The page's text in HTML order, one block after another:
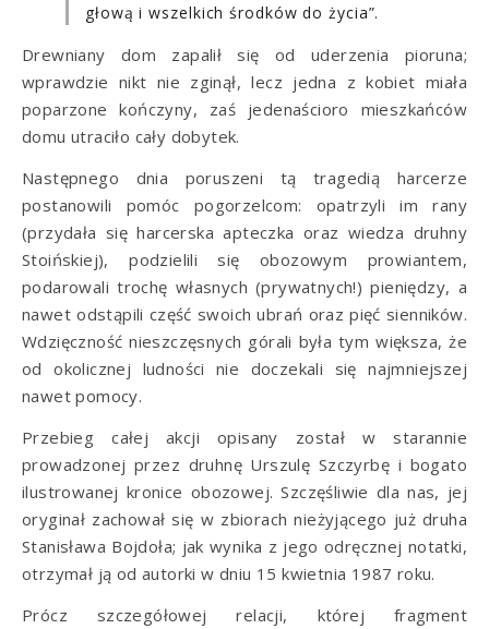
głową i wszelkich środków do życia”.
Drewniany dom zapalił się od uderzenia pioruna;
wprawdzie nikt nie zginął, lecz jedna z kobiet miała
poparzone kończyny, zaś jedenaścioro mieszkańców
domu utraciło cały dobytek.
Następnego dnia poruszeni tą tragedią harcerze
postanowili pomóc pogorzelcom: opatrzyli im rany
(przydała się harcerska apteczka oraz wiedza druhny
Stoińskiej), podzielili się obozowym prowiantem,
podarowali trochę własnych (prywatnych!) pieniędzy, a
nawet odstąpili część swoich ubrań oraz pięć sienników.
Wdzięczność nieszczęsnych górali była tym większa, że
od okolicznej ludności nie doczekali się najmniejszej
nawet pomocy.
Przebieg całej akcji opisany został w starannie
prowadzonej przez druhnę Urszulę Szczyrbę i bogato
ilustrowanej kronice obozowej. Szczęśliwie dla nas, jej
oryginał zachował się w zbiorach nieżyjącego już druha
Stanisława Bojdoła; jak wynika z jego odręcznej notatki,
otrzymał ją od autorki w dniu 15 kwietnia 1987 roku.
Prócz szczegółowej relacji, której fragment